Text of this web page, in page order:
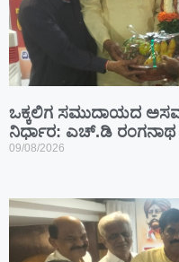
ಒಕ್ಕಲಿಗ ಸಮುದಾಯದ
ನಿರ್ಧಾರ: ಎಚ್.ಡಿ ರಂಗನಾಥ
09/08/2026